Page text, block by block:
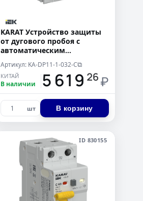
KARAT Устройство защиты
от дугового пробоя c
автоматическим
IEK
Артикул: KA-DP11-1-032-C⧉
КИТАЙ
В наличии15 619 26₽
шт В корзину
ID 830155